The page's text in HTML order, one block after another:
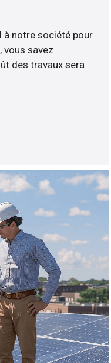
à notre société pour
, vous savez
des travaux sera